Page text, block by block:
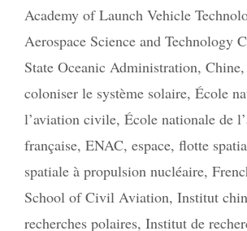
Academy of Launch Vehicle
Aerospace Science and Technology
State Oceanic Administration, Chine,
coloniser le système solaire, École
l’aviation civile, École nationale de
française, ENAC, espace, flotte
spatiale à propulsion nucléaire,
School of Civil Aviation, Institut
recherches polaires, Institut de